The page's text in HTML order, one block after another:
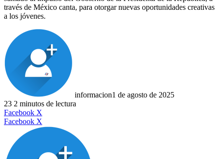
través de México canta, para otorgar nuevas oportunidades creativas
a los jóvenes.
informacion1 de agosto de 2025
23 2 minutos de lectura
Facebook X
Facebook X
por
electrónico